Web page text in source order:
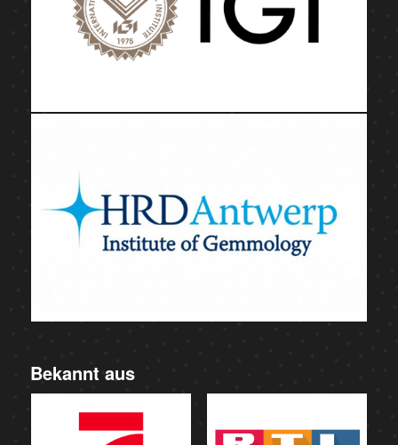
Bekannt aus